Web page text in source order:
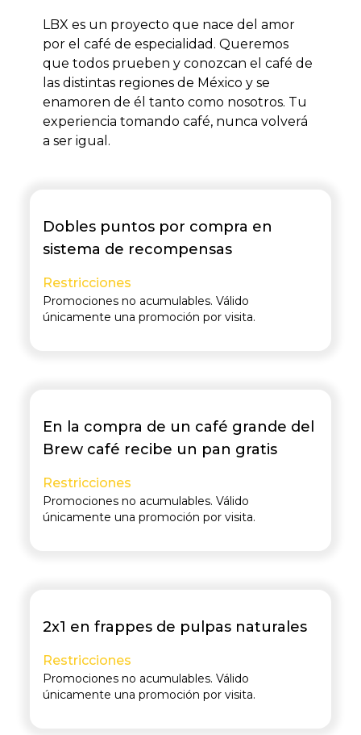
LBX es un proyecto que nace del amor
por el café de especialidad. Queremos
que todos prueben y conozcan el café de
las distintas regiones de México y se
enamoren de él tanto como nosotros. Tu
experiencia tomando café, nunca volverá
a ser igual.
Dobles puntos por compra en
sistema de recompensas
Restricciones
Promociones no acumulables. Válido
únicamente una promoción por visita.
En la compra de un café grande del
Brew café recibe un pan gratis
Restricciones
Promociones no acumulables. Válido
únicamente una promoción por visita.
2x1 en frappes de pulpas naturales
Restricciones
Promociones no acumulables. Válido
únicamente una promoción por visita.